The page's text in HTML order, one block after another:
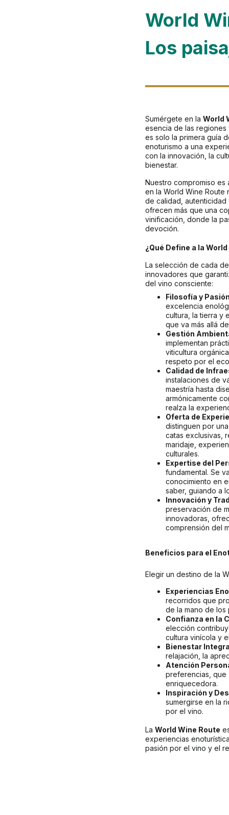
World
Los
Sumérgete en la World
esencia de las
es solo la primera guía
enoturismo a una
con la innovación, la
bienestar.
Nuestro compromiso
en la World Wine
de calidad,
ofrecen más que una
vinificación, donde la
devoción.
¿Qué Define a la
La selección de cada
innovadores que
del vino consciente:
Filosofía y
excelencia
cultura, la tierra y
que va más allá
Gestión
implementan
viticultura
respeto por el
Calidad de
instalaciones de
maestría hasta
armónicamente
realza la
Oferta de
distinguen por
catas exclusivas,
maridaje,
culturales.
Expertise del
fundamental. Se
conocimiento en
saber, guiando a
Innovación y
preservación de
innovadoras,
comprensión del
Beneficios para el
Elegir un destino de la
Experiencias
recorridos que
de la mano de los
Confianza en la
elección
cultura vinícola y
Bienestar
relajación, la
Atención
preferencias, que
enriquecedora.
Inspiración y
sumergirse en la
por el vino.
La World Wine Route
experiencias
pasión por el vino y el